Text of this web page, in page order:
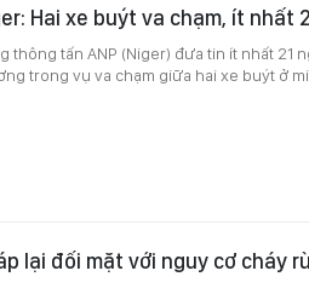
Hai xe buýt va chạm, ít nhất
thông tấn ANP (Niger) đưa tin ít nhất 21
trong vụ va chạm giữa hai xe buýt ở
lại đối mặt với nguy cơ cháy